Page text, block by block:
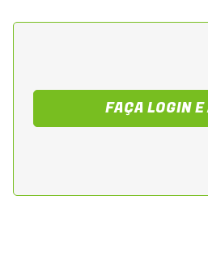
Aplicação: Motores de
tempos
FAÇA LOGIN